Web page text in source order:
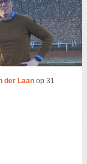
Zoeken
der Laan op 31